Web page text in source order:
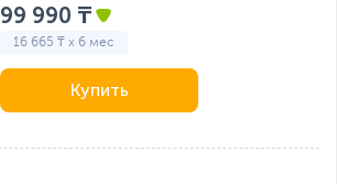
99 990 ₸
16 665 ₸ x 6 мес
Купить